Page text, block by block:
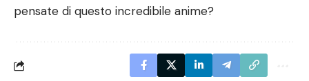
pensate di questo incredibile anime?